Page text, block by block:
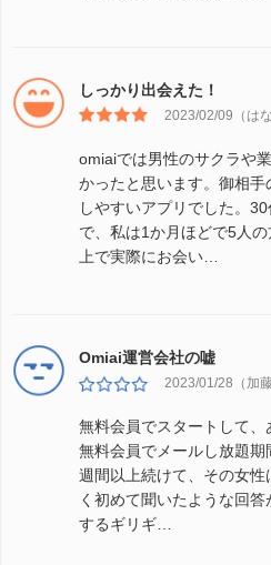
しっかり出会えた！
2023/02/09（はな
omiaiでは男性のサクラや
かったと思います。御相
しやすいアプリでした。
で、私は1か月ほどで5人
上で実際にお会い…
Omiai運営会社の嘘
2023/01/28（加藤
無料会員でスタートして、
無料会員でメールし放題
週間以上続けて、その女
く初めて聞いたような回
するギリギ…